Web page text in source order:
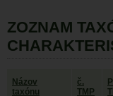
ZOZNAM
Názov
taxónu
č.
TMP